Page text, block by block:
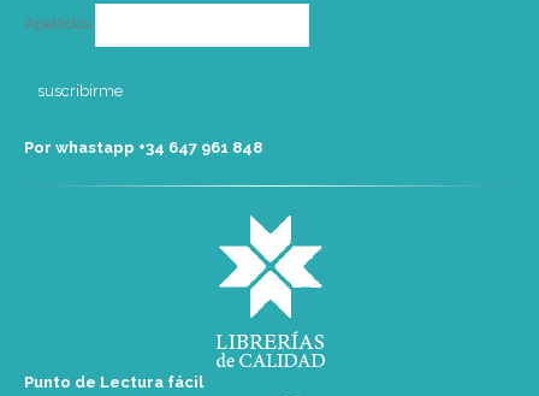
Apellidos
Por whastapp +34 ‭647 961 848‬
Punto de Lectura fácil